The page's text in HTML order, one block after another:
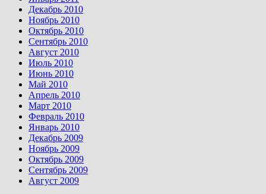
Декабрь 2010
Ноябрь 2010
Октябрь 2010
Сентябрь 2010
Август 2010
Июль 2010
Июнь 2010
Май 2010
Апрель 2010
Март 2010
Февраль 2010
Январь 2010
Декабрь 2009
Ноябрь 2009
Октябрь 2009
Сентябрь 2009
Август 2009